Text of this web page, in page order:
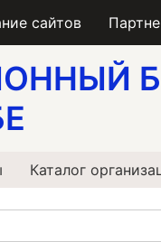
сайтов
Каталог